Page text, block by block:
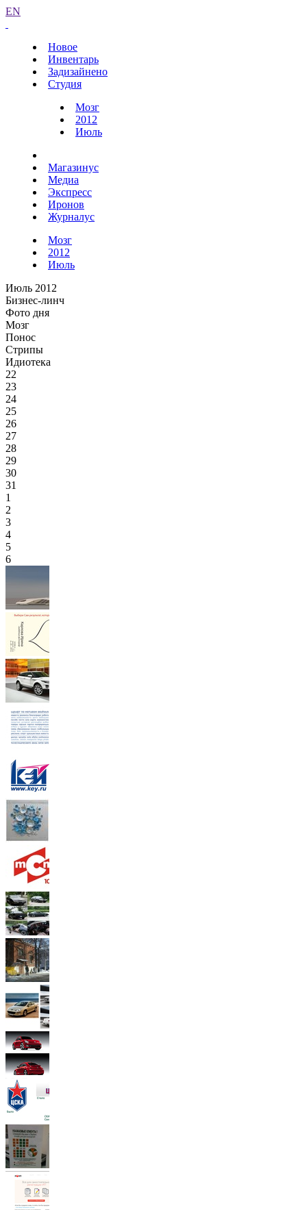
EN
Новое
Инвентарь
Задизайнено
Студия
Мозг
2012
Июль
Магазинус
Медиа
Экспресс
Иронов
Журналус
Мозг
2012
Июль
Июль 2012
Бизнес-линч
Фото дня
Мозг
Понос
Стрипы
Идиотека
22
23
24
25
26
27
28
29
30
31
1
2
3
4
5
6